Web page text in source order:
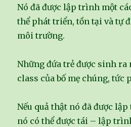
Nó đã được lập trình một
thể phát triển, tồn tại và tự
môi trường.
Những đứa trẻ được sinh ra
class của bố mẹ chúng, tức
Nếu quả thật nó đã được
nó có thể được tái – lập